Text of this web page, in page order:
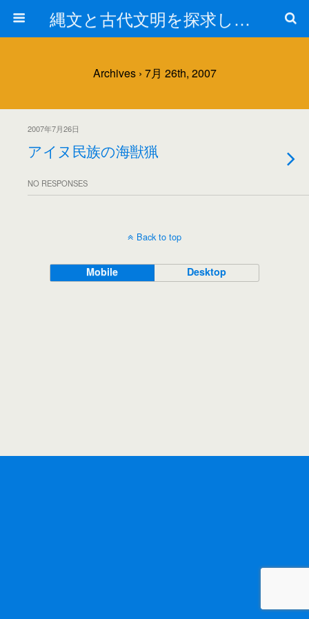
縄文と古代文明を探求しよう！
Archives › 7月 26th, 2007
2007年7月26日
アイヌ民族の海獣猟
NO RESPONSES
Back to top
Mobile Desktop